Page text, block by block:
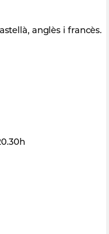
anglès i francès.